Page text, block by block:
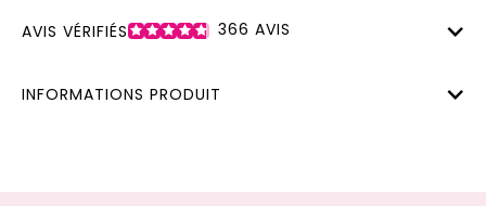
AVIS VÉRIFIÉS 366 AVIS
INFORMATIONS PRODUIT